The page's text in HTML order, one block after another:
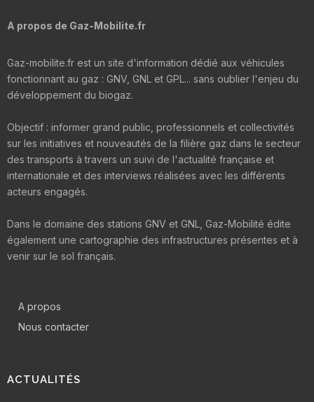
A propos de Gaz-Mobilite.fr
Gaz-mobilite.fr est un site d'information dédié aux véhicules
fonctionnant au gaz : GNV, GNL et GPL... sans oublier l'enjeu du
développement du biogaz.
Objectif : informer grand public, professionnels et collectivités
sur les initiatives et nouveautés de la filière gaz dans le secteur
des transports à travers un suivi de l'actualité française et
internationale et des interviews réalisées avec les différents
acteurs engagés.
Dans le domaine des stations GNV et GNL, Gaz-Mobilité édite
également une cartographie des infrastructures présentes et à
venir sur le sol français.
A propos
Nous contacter
ACTUALITÉS